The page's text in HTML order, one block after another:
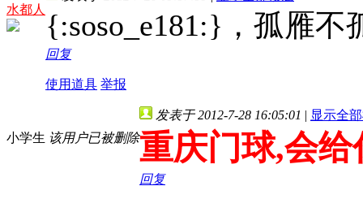
水都人 {:soso_e181:}，孤雁不
回复
使用道具 举报
小学生 该用户已被删除
发表于 2012-7-28 16:05:01 | 显示全
重庆门球,会
回复